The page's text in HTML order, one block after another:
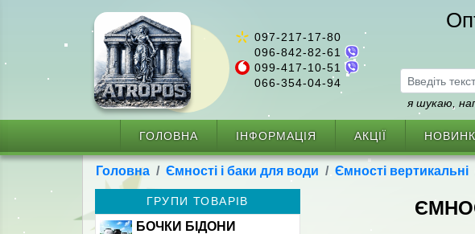
097-217-17-80
096-842-82-61
099-417-10-51
066-354-04-94
я шукаю,
ГОЛОВНА ІНФОРМАЦІЯ АКЦІЇ
Головна Ємності і баки для води Ємності вертикальні
ГРУПИ ТОВАРІВ
БОЧКИ БІДОНИ